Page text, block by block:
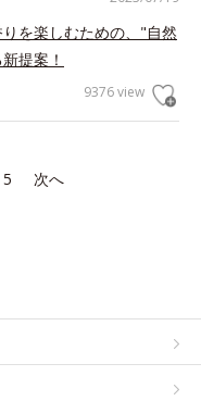
を楽しむための、"自然
提案！
9376 view
5 次へ